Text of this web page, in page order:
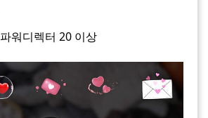
파워디렉터 20 이상